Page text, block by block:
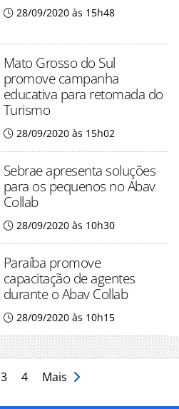
28/09/2020 às 15h48
Mato Grosso do Sul
promove campanha
educativa para retomada do
Turismo
28/09/2020 às 15h02
Sebrae apresenta soluções
para os pequenos no Abav
Collab
28/09/2020 às 10h30
Paraíba promove
capacitação de agentes
durante o Abav Collab
28/09/2020 às 10h15
3 4 Mais